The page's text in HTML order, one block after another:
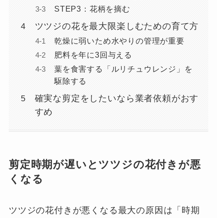
STEP3：花柄を摘む
ツツジの花を最大限楽しむための育て方
乾燥に弱いため水やりの管理が重要
肥料を年に3回与える
葉を食害する「ルリチュウレンジ」を
駆除する
確実な剪定をしたいなら業者依頼がおす
すめ
剪定時期が遅いとツツジの花付きが悪
くなる
ツツジの花付きが悪くなる最大の原因は「時期